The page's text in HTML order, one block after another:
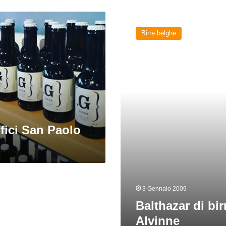
San Paolo
birrificio
Birre belghe
3 Gennaio 2009
Balthazar di
Alvinne